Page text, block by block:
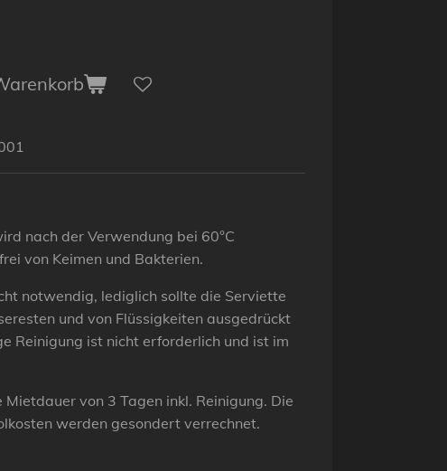
nach der Verwendung bei 60°C
von Keimen und Bakterien.
notwendig, lediglich sollte die Serviette
und von Flüssigkeiten ausgedrückt
Reinigung ist nicht erforderlich und ist im
Mietdauer von 3 Tagen inkl. Reinigung. Die
werden gesondert verrechnet.